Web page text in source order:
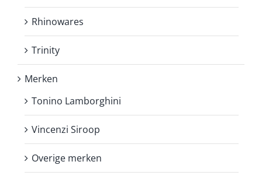
Rhinowares
Trinity
Merken
Tonino Lamborghini
Vincenzi Siroop
Overige merken